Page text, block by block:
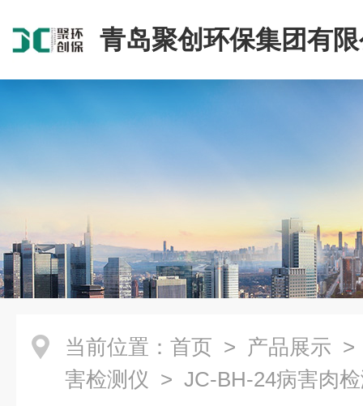
青岛聚创环保集团有
当前位置： 首页 > 产品展示
害检测仪 > JC-BH-24病害肉